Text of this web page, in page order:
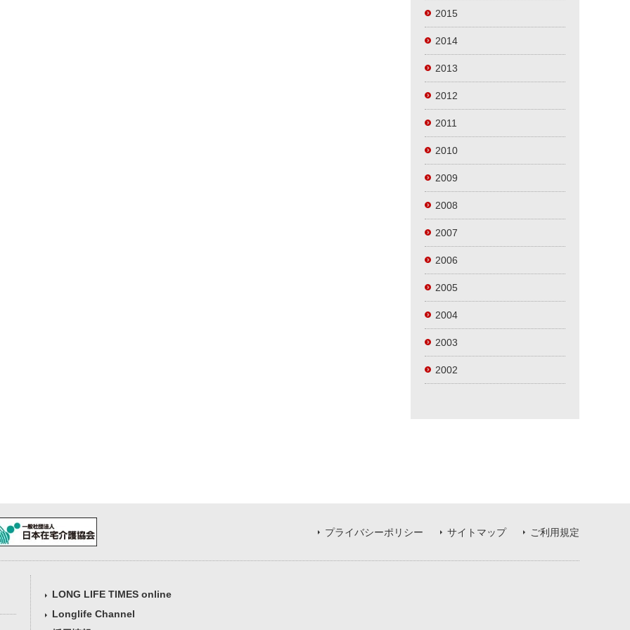
2015
2014
2013
2012
2011
2010
2009
2008
2007
2006
2005
2004
2003
2002
プライバシーポリシー サイトマップ ご利用規定
LONG LIFE TIMES online
Longlife Channel